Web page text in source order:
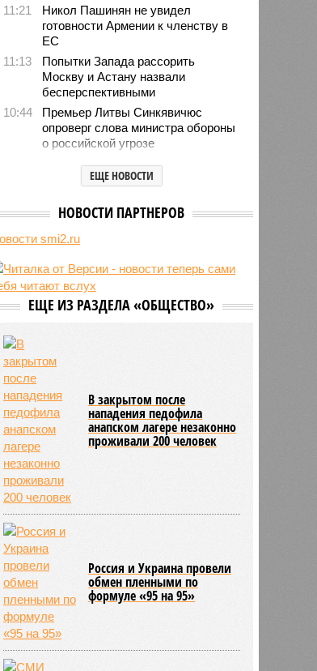
11:21
Никол Пашинян не увидел
готовности Армении к членству в
ЕС
11:13
Попытки Запада рассорить
Москву и Астану назвали
бесперспективными
10:44
Премьер Литвы Синкявичюс
опроверг слова министра обороны
о российской угрозе
Украинскому кандидату в конгресс
США запретили приходить на
10:33
Аргентина и Мексика поддержали
попыткой продать долю ЧМ
10:28
Крупнейшие финансовые
компании США на Уолл-стрит
подверглись массированной
кибератаке
погибли 7 человек
10:02
попал в зону риска из-за
смертельного вируса Бурбон
ЕЩЕ НОВОСТИ
НОВОСТИ ПАРТНЕРОВ
smi2.ru
ЕЩЕ ИЗ РАЗДЕЛА «ОБЩЕСТВО»
В закрытом после
нападения педофила
анапском лагере незаконно
проживали 200 человек
Россия и Украина провели
обмен пленными по
формуле «95 на 95»